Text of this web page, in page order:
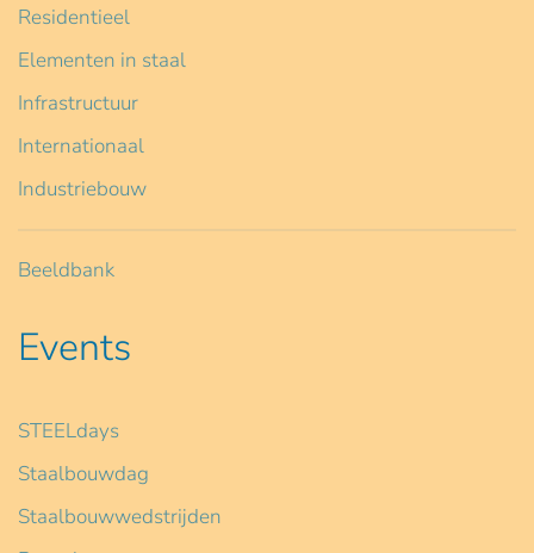
Residentieel
Elementen in staal
Infrastructuur
Internationaal
Industriebouw
Beeldbank
Events
STEELdays
Staalbouwdag
Staalbouwwedstrijden